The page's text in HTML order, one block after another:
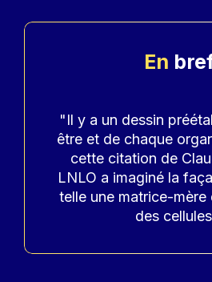
En
"Il y a un dessin
être et de chaque
cette citation de
LNLO a imaginé la
telle une matrice-mère
des